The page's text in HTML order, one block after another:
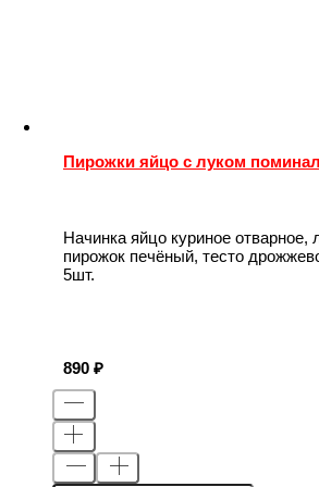
Пирожки яйцо с луком
Начинка яйцо куриное отварное,
пирожок печёный, тесто
5шт.
890